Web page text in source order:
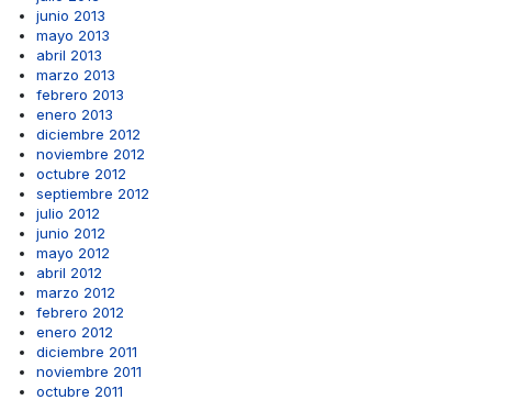
junio 2013
mayo 2013
abril 2013
marzo 2013
febrero 2013
enero 2013
diciembre 2012
noviembre 2012
octubre 2012
septiembre 2012
julio 2012
junio 2012
mayo 2012
abril 2012
marzo 2012
febrero 2012
enero 2012
diciembre 2011
noviembre 2011
octubre 2011